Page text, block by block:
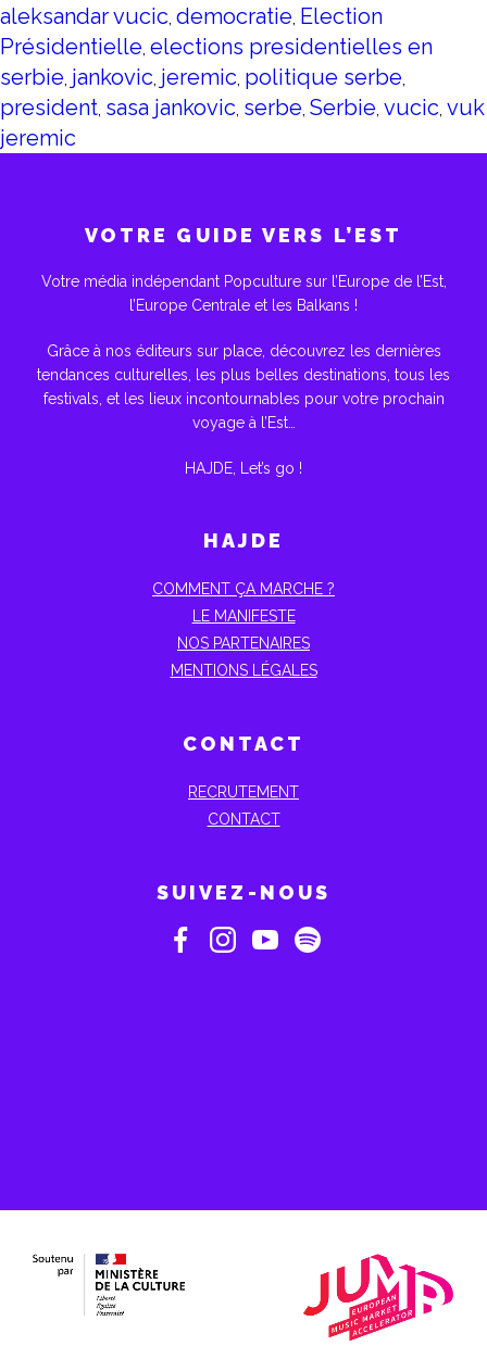
aleksandar vucic democratie Election
Présidentielle elections presidentielles en
serbie jankovic jeremic politique serbe
president sasa jankovic serbe Serbie vucic vuk
jeremic
VOTRE GUIDE VERS L’EST
Votre média indépendant Popculture sur l’Europe de l’Est,
l’Europe Centrale et les Balkans !
Grâce à nos éditeurs sur place, découvrez les dernières
tendances culturelles, les plus belles destinations, tous les
festivals, et les lieux incontournables pour votre prochain
voyage à l’Est…
HAJDE, Let’s go !
HAJDE
COMMENT ÇA MARCHE ?
LE MANIFESTE
NOS PARTENAIRES
MENTIONS LÉGALES
CONTACT
RECRUTEMENT
CONTACT
SUIVEZ-NOUS